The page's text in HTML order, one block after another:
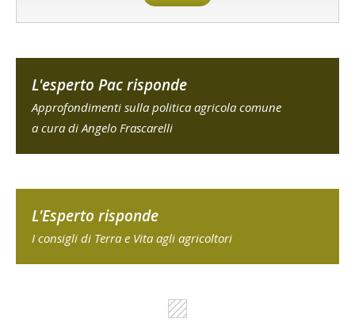
L'esperto Pac risponde
Approfondimenti sulla politica agricola comune
a cura di Angelo Frascarelli
L'Esperto risponde
I consigli di Terra e Vita agli agricoltori